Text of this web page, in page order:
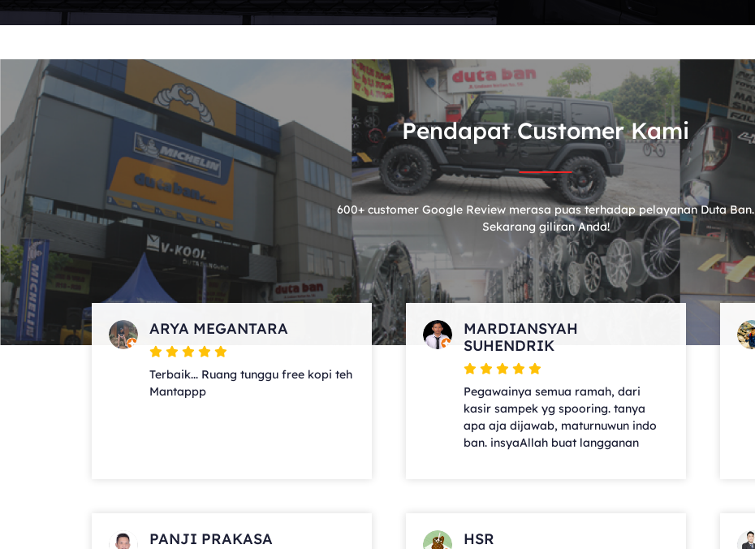
Pendapat Customer Kami
600+ customer Google Review merasa puas terhadap pelayanan Duta Ban.
Sekarang giliran Anda!
ARYA MEGANTARA
Terbaik... Ruang tunggu free kopi teh
Mantappp
MARDIANSYAH
SUHENDRIK
Pegawainya semua ramah, dari
kasir sampek yg spooring. tanya
apa aja dijawab, maturnuwun indo
ban. insyaAllah buat langganan
PANJI PRAKASA HSR